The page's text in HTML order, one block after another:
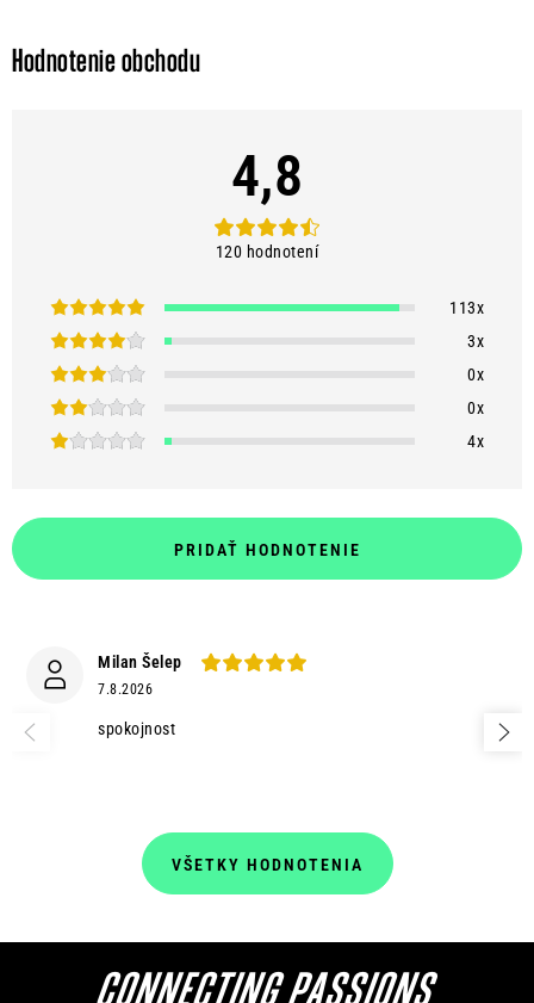
v
Hodnotenie obchodu
4,8
120 hodnotení
113x
3x
0x
0x
4x
PRIDAŤ HODNOTENIE
Milan Šelep
7.8.2026
spokojnost
VŠETKY HODNOTENIA